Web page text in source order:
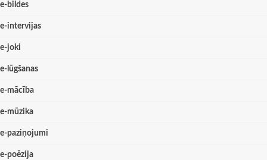
e-bildes
e-intervijas
e-joki
e-lūgšanas
e-mācība
e-mūzika
e-paziņojumi
e-poēzija